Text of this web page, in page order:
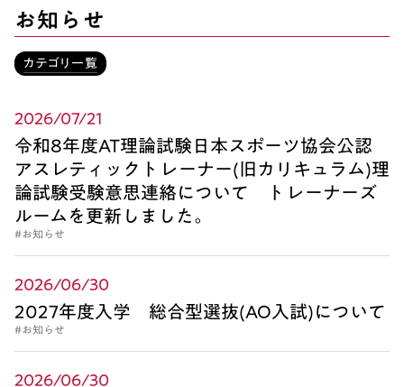
お知らせ
カテゴリ一覧
2026/07/21
令和8年度AT理論試験日本スポーツ協会公認
アスレティックトレーナー(旧カリキュラム)理
論試験受験意思連絡について トレーナーズ
ルームを更新しました。
#お知らせ
2026/06/30
2027年度入学 総合型選抜(AO入試)について
#お知らせ
2026/06/30